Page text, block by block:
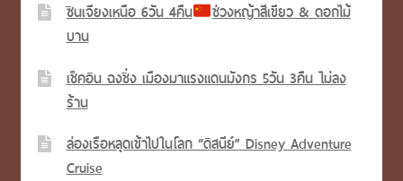
ซินเจียงเหนือ 6วัน 4คืน
ช่วงหญ้าสีเขียว & ดอกไม้
บาน
เช็คอิน ฉงชิ่ง เมืองมาแรงแดนมังกร 5วัน 3คืน ไม่ลง
ร้าน
ล่องเรือหลุดเข้าไปในโลก “ดิสนีย์” Disney Adventure
Cruise